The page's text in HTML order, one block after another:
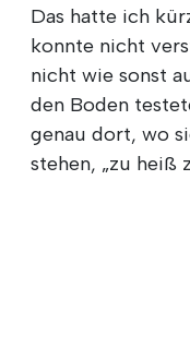
Das hatte ich
konnte nicht
nicht wie sonst
den Boden
genau dort, wo
stehen, „zu heiß